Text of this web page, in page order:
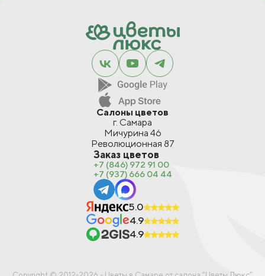
В корзину
Салоны цветов
г. Самара
Мичурина 46
Революционная 87
Заказ цветов
+7 (846) 972 91 00
+7 (937) 666 04 44
5.0
4.9
4.9